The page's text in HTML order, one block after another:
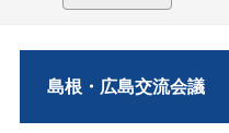
島根・広島交流会議